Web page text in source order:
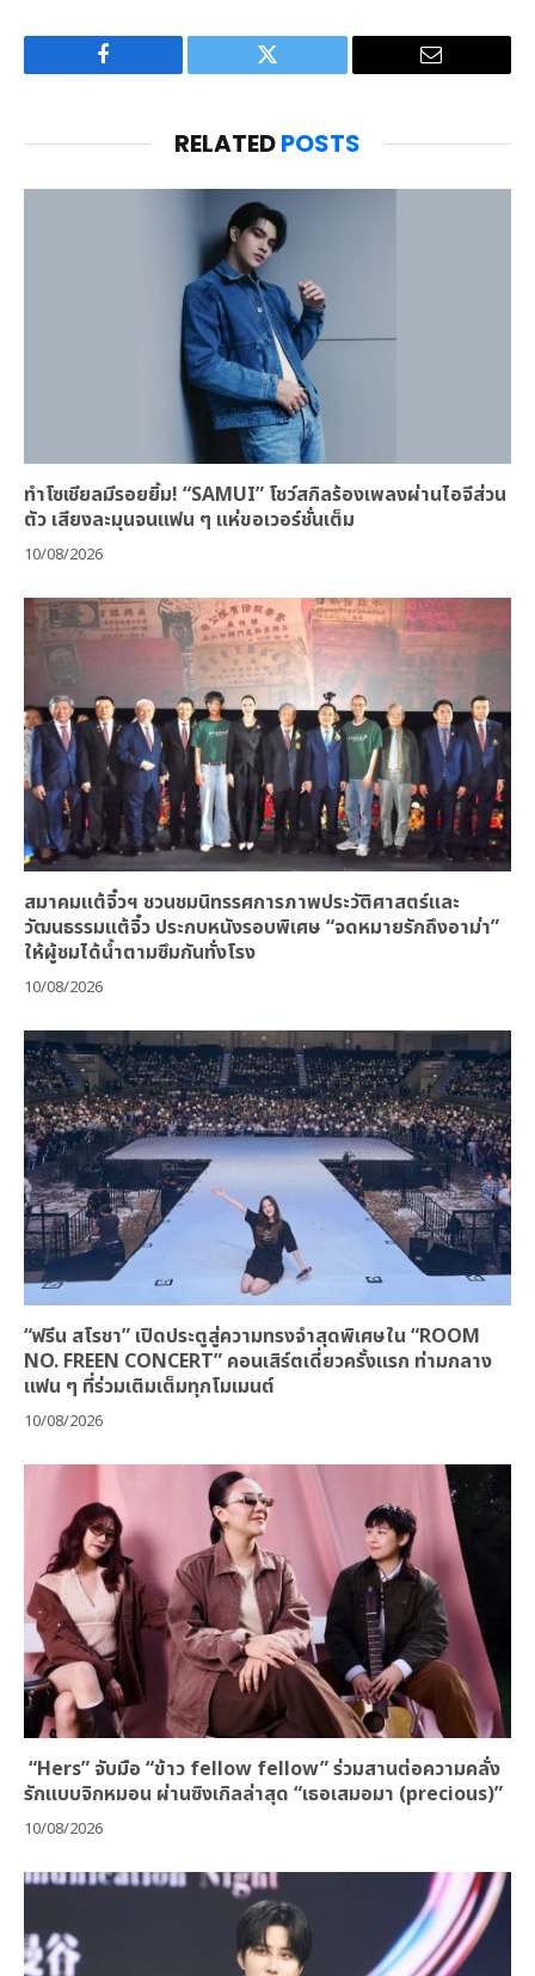
Facebook Twitter Email
RELATEDPOSTS
ทำโซเชียลมีรอยยิ้ม! “SAMUI” โชว์สกิลร้องเพลงผ่านไอจีส่วน
ตัว เสียงละมุนจนแฟน ๆ แห่ขอเวอร์ชั่นเต็ม
10/08/2026
สมาคมแต้จิ๋วฯ ชวนชมนิทรรศการภาพประวัติศาสตร์และ
วัฒนธรรมแต้จิ๋ว ประกบหนังรอบพิเศษ “จดหมายรักถึงอาม่า”
ให้ผู้ชมได้น้ำตามซึมกันทั่งโรง
10/08/2026
“ฟรีน สโรชา” เปิดประตูสู่ความทรงจำสุดพิเศษใน “ROOM
NO. FREEN CONCERT” คอนเสิร์ตเดี่ยวครั้งแรก ท่ามกลาง
แฟน ๆ ที่ร่วมเติมเต็มทุกโมเมนต์
10/08/2026
“Hers” จับมือ “ข้าว fellow fellow” ร่วมสานต่อความคลั่ง
รักแบบจิกหมอน ผ่านซิงเกิลล่าสุด “เธอเสมอมา (precious)”
10/08/2026